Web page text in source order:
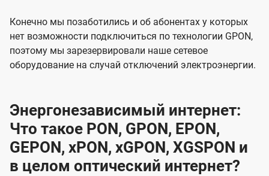
Конечно мы позаботились и об абонентах у которых
нет возможности подключиться по технологии GPON,
поэтому мы зарезервировали наше сетевое
оборудование на случай отключений электроэнергии.
Энергонезависимый интернет:
Что такое PON, GPON, EPON,
GEPON, xPON, xGPON, XGSPON и
в целом оптический интернет?